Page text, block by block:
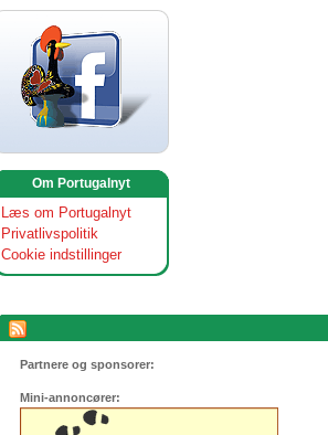
Om Portugalnyt
Læs om Portugalnyt
Privatlivspolitik
Cookie indstillinger
Partnere og sponsorer:
Mini-annoncører: